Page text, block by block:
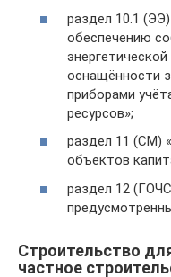
раздел 10.1
обеспечению
оснащённости
приборами
ресурсов»;
раздел 11 (СМ)
объектов
раздел 12
Строительство
частное